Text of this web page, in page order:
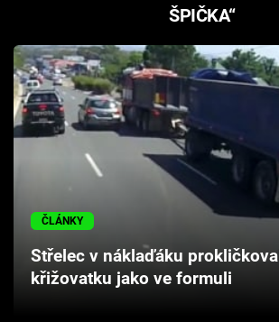
Filmy
Seriály
Cool Esport
Pořady
ŠPIČKA“
ČLÁNKY
Střelec v náklaďáku prokličkoval
křižovatku jako ve formuli